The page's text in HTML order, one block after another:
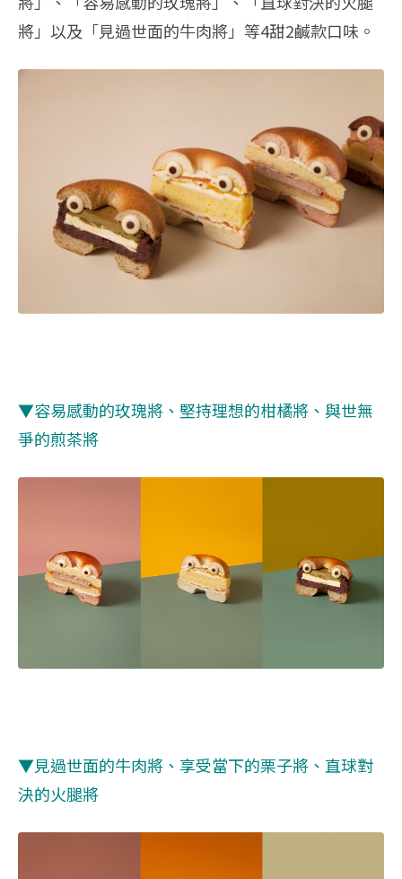
將」以及「見過世面的牛肉將」等4甜2鹹款口味。
▼容易感動的玫瑰將、堅持理想的柑橘將、與世無
爭的煎茶將
▼見過世面的牛肉將、享受當下的栗子將、直球對
決的火腿將